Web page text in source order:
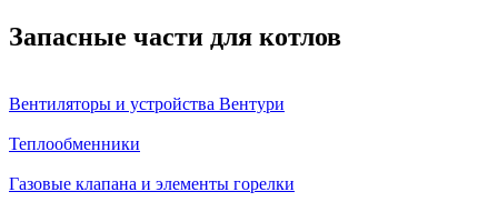
Запасные части для котлов
Вентиляторы и устройства Вентури
Теплообменники
Газовые клапана и элементы горелки